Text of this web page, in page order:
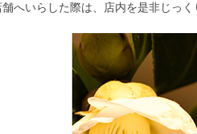
舗へいらした際は、店内を是非じっく